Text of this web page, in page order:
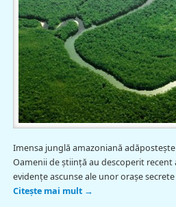
Imensa junglă amazoniană
Oamenii de ştiinţă au descoperit recent
evidenţe ascunse ale unor oraşe
Citește mai mult →